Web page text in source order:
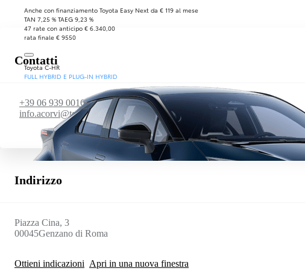
Anche con finanziamento Toyota Easy Next da € 119 al mese
TAN 7,25 % TAEG 9,23 %
47 rate con anticipo € 6.340,00
rata finale € 9550
Toyota C-HR
FULL HYBRID E PLUG-IN HYBRID
Contatti
+39 06 939 0016
info.acorvi@toyota-italia.it
Indirizzo
Piazza Cina, 3
00045Genzano di Roma
Ottieni indicazioni Apri in una nuova finestra